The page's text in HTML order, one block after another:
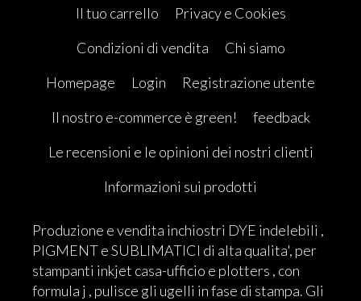
Il tuo carrello
Privacy e Cookies
Condizioni di vendita
Chi siamo
Homepage
Login
Registrazione utente
Il nostro e-commerce è green!
feedback
Le recensioni e le opinioni dei nostri clienti
Informazioni sui prodotti
Produzione e vendita inchiostri DYE indelebili ,
PIGMENT e SUBLIMATICI di alta qualita', per
stampanti inkjet casa-ufficio e plotters , con
formula j , pulisce gli ugelli in fase di stampa. Gli